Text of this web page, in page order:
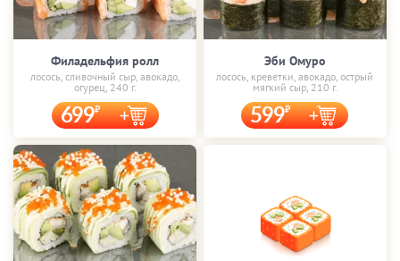
Филадельфия ролл
лосось, сливочный сыр, авокадо,
огурец, 240 г.
699
Эби Омуро
лосось, креветки, авокадо, острый
мягкий сыр, 210 г.
599